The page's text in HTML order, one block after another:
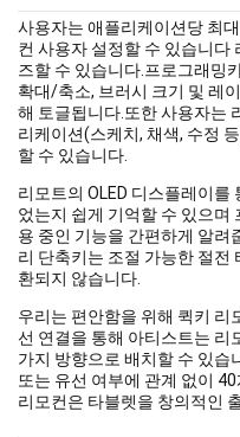
사용자는 애플리케이션당 최
컨 사용자 설정할 수 있습니다
즈할 수 있습니다.프로그래밍
확대/축소, 브러시 크기 및 레
해 토글됩니다.또한 사용자는
리케이션(스케치, 채색, 수정
할 수 있습니다.
리모트의 OLED 디스플레이를
었는지 쉽게 기억할 수 있으며
용 중인 기능을 간편하게 알려
리 단축키는 조절 가능한 절전
환되지 않습니다.
우리는 편안함을 위해 퀵키 리
선 연결을 통해 아티스트는 리
가지 방향으로 배치할 수 있습
또는 유선 여부에 관계 없이
리모컨은 타블렛을 창의적인